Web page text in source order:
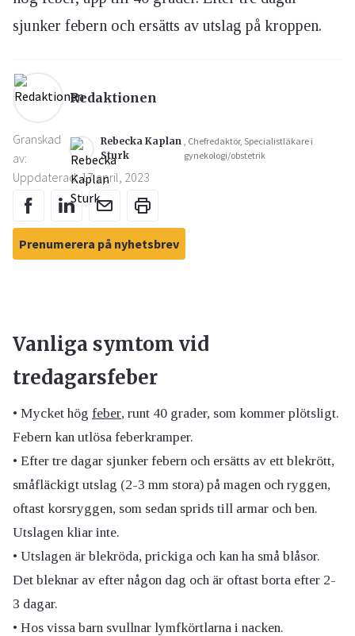
sjunker febern och ersätts av utslag på kroppen.
Redaktionen
Granskad
av:
Rebecka Kaplan
Sturk
, Chefredaktör, Specialistläkare i
gynekologi/obstetrik
Uppdaterad: 17 april, 2023
Prenumerera på nyhetsbrev
Vanliga symtom vid
tredagarsfeber
• Mycket hög feber, runt 40 grader, som kommer plötsligt.
Febern kan utlösa feberkramper.
• Efter tre dagar sjunker febern och ersätts av ett blekrött,
småfläckigt utslag (2-3 mm stora) på magen och ryggen,
oftast korsryggen, som sedan sprids till armar och ben.
Utslagen kliar inte.
• Utslagen är blekröda, prickiga och kan ha små blåsor.
Det bleknar av efter någon dag och är oftast borta efter 2-
3 dagar.
• Hos vissa barn svullnar lymfkörtlarna i nacken.